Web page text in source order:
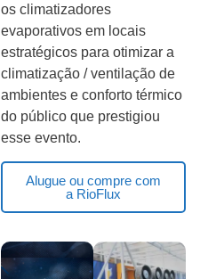
os climatizadores
evaporativos em locais
estratégicos para otimizar a
climatização / ventilação de
ambientes e conforto térmico
do público que prestigiou
esse evento.
Alugue ou compre com
a RioFlux